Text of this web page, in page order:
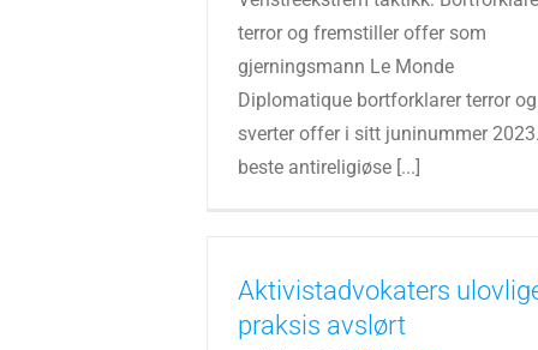
terror og fremstiller offer som
gjerningsmann Le Monde
Diplomatique bortforklarer terror og
sverter offer i sitt juninummer
beste antireligiøse [...]
Aktivistadvokaters
praksis avslørt